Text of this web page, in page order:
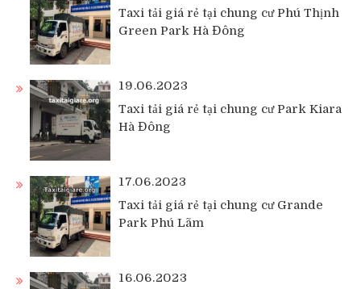
Taxi tải giá rẻ tại chung cư Phú Thịnh
Green Park Hà Đông
19.06.2023
Taxi tải giá rẻ tại chung cư Park Kiara
Hà Đông
17.06.2023
Taxi tải giá rẻ tại chung cư Grande
Park Phú Lãm
16.06.2023